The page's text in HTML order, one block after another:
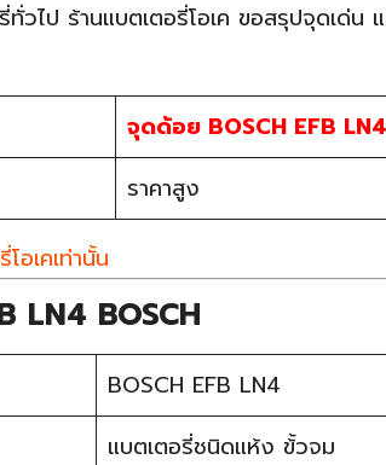
ทั่วไป ร้านแบตเตอรี่โอเค ขอสรุปจุดเด่
จุดด้อย BOSCH EFB LN4
ราคาสูง
อเคเท่านั้น
LN4 BOSCH
BOSCH EFB LN4
แบตเตอรี่ชนิดแห้ง ข้้วจม